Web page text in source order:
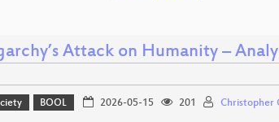
Attack on Humanity –
BOOL 2026-05-15 201 Christopher